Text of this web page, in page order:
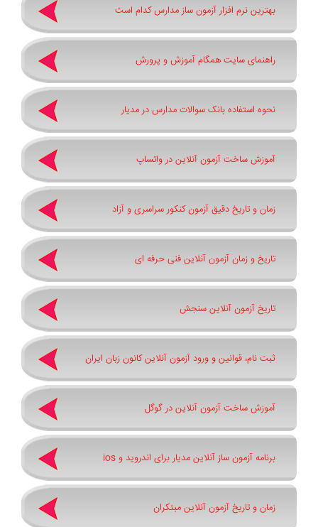
بهترین نرم افزار آزمون ساز مدارس کدام است
راهنمای سایت همگام آموزش و پرورش
نحوه استفاده بانک سوالات مدارس در مدیار
آموزش ساخت آزمون آنلاین در واتساپ
زمان و تاریخ دقیق آزمون کنکور سراسری و آزاد
تاریخ و زمان آزمون آنلاین فنی حرفه ای
تاریخ آزمون آنلاین سنجش
ثبت نام، قوانین و ورود آزمون آنلاین کانون زبان ایران
آموزش ساخت آزمون آنلاین در گوگل
برنامه آزمون ساز آنلاین مدیار برای اندروید و ios
زمان و تاریخ آزمون آنلاین مبتکران